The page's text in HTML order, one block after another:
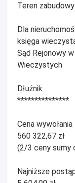
Teren
Dla
księga
Sąd Rejonowy
Wieczystych
Dłużnik
***************
Cena wywołania
560 322,67 zł
(2/3 ceny sumy
Najniższe